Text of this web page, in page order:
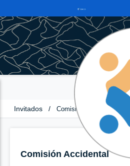
Invitados / Comisión Accidental
Comisión Accidental